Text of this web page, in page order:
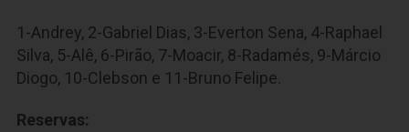
1-Andrey, 2-Gabriel Dias, 3-Everton Sena, 4-Raphael
Silva, 5-Alê, 6-Pirão, 7-Moacir, 8-Radamés, 9-Márcio
Diogo, 10-Clebson e 11-Bruno Felipe.
Reservas: